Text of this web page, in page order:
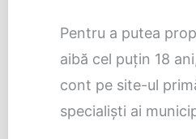
Pentru a putea
aibă cel puţin 18
cont pe site-ul
specialişti ai